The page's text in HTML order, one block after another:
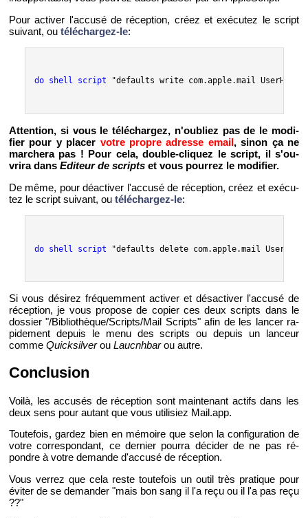
Pour ac­ti­ver l'ac­cusé de ré­cep­tion, créez et exé­cu­tez le script
sui­vant, ou té­lé­char­gez-le:
do shell script "defaults write com.apple.mail
At­ten­tion, si vous le té­lé­char­gez, n'ou­bliez pas de le mo­di­
fier pour y pla­cer votre propre adresse email, sinon ça ne
mar­chera pas ! Pour cela, double-cli­quez le script, il s'ou­
vrira dans Edi­teur de scripts et vous pour­rez le mo­di­fier.
De même, pour dé­ac­ti­ver l'ac­cusé de ré­cep­tion, créez et exé­cu­
tez le script sui­vant, ou té­lé­char­gez-le:
do shell script "defaults delete com.apple.mail
Si vous dé­si­rez fré­quem­ment ac­ti­ver et désac­ti­ver l'ac­cusé de
ré­cep­tion, je vous pro­pose de co­pier ces deux scripts dans le
dos­sier "/Bi­blio­thèque/Scripts/Mail Scripts" afin de les lan­cer ra­
pi­de­ment de­puis le menu des scripts ou de­puis un lan­ceur
comme Quick­sil­verou Laucnh­barou autre.
Conclu­sion
Voilà, les ac­cu­sés de ré­cep­tion sont main­te­nant ac­tifs dans les
deux sens pour au­tant que vous uti­li­siez Mail.​app.
Tou­te­fois, gar­dez bien en mé­moire que selon la confi­gu­ra­tion de
votre cor­res­pon­dant, ce der­nier pourra dé­ci­der de ne pas ré­
pondre à votre de­mande d'ac­cusé de ré­cep­tion.
Vous ver­rez que cela reste tou­te­fois un outil très pra­tique pour
évi­ter de se de­man­der "mais bon sang il l'a reçu ou il l'a pas reçu
??"